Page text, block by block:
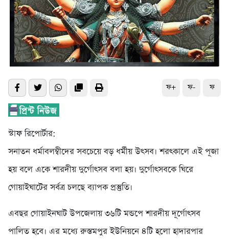
ফ+ ফ- ফ
স্টাফ রিপোর্টার:
সনাতন ধর্মাবলম্বীদের সবচেয়ে বড় ধর্মীয় উৎসব। শরৎকালে এই পূজা
হয় বলে একে শারদীয় দুর্গোৎসব বলা হয়। দুর্গোৎসবকে ঘিরে
গোয়াইঘাটের সর্বত্র চলছে ব্যাপক প্রস্তুতি।
এবছর গোয়াইনঘাট উপজেলায় ৩৬টি মন্ডপে শারদীয় দূর্গোৎসব
পালিত হবে। এর মধ্যে রুস্তমপুর ইউনিয়নে ৪টি হলো হাদারপার